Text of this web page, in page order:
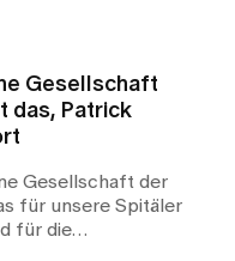
Gesellschaft
das, Patrick
Gesellschaft der
für unsere Spitäler
für die